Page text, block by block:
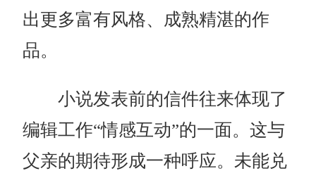
出更多富有风格、成熟精湛的作
品。
小说发表前的信件往来体现了
编辑工作“情感互动”的一面。这与
父亲的期待形成一种呼应。未能兑